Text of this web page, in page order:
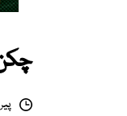
پیر 9 جنوری 2023